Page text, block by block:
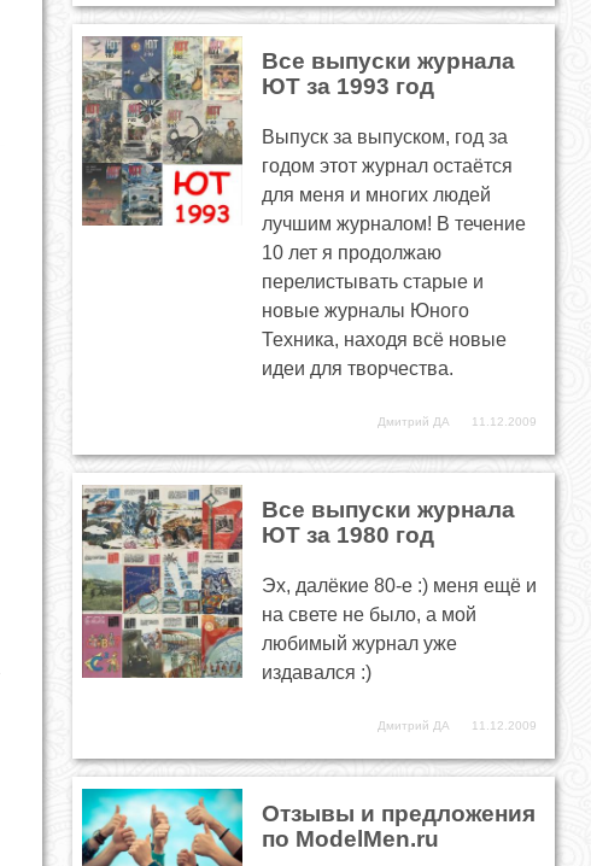
Все выпуски журнала
ЮТ за 1993 год
Выпуск за выпуском, год за
годом этот журнал остаётся
для меня и многих людей
лучшим журналом! В течение
10 лет я продолжаю
перелистывать старые и
новые журналы Юного
Техника, находя всё новые
идеи для творчества.
Дмитрий ДА 11.12.2009
Все выпуски журнала
ЮТ за 1980 год
Эх, далёкие 80-е :) меня ещё и
на свете не было, а мой
любимый журнал уже
издавался :)
Дмитрий ДА 11.12.2009
Отзывы и предложения
по ModelMen.ru